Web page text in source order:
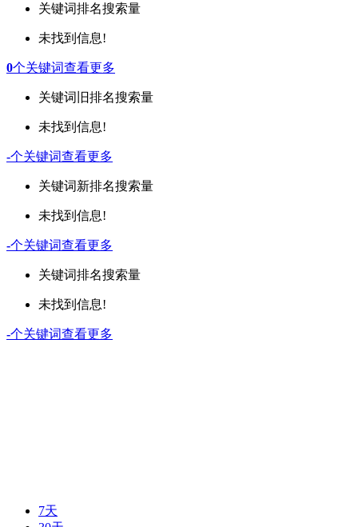
关键词排名搜索量
未找到信息!
0个关键词查看更多
关键词 旧排名搜索量
未找到信息!
-个关键词查看更多
关键词新排名搜索量
未找到信息!
-个关键词查看更多
关键词排名搜索量
未找到信息!
-个关键词查看更多
7天